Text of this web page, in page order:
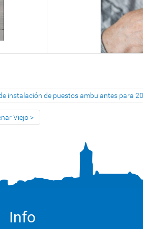
instalación de puestos ambulantes para
Viejo
Info